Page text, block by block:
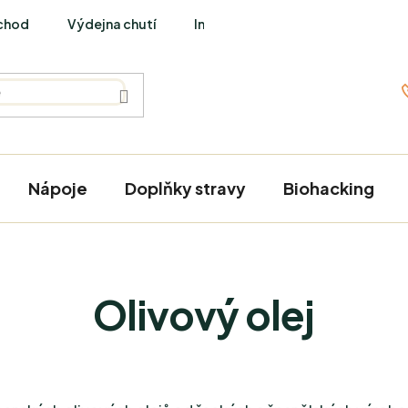
Výdejna chutí Interviews
Nápoje Doplňky stravy Biohacking
Olivový olej